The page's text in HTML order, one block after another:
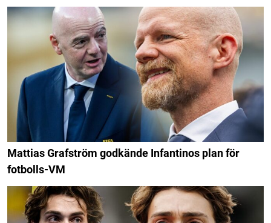
Mattias Grafström godkände Infantinos plan för
fotbolls-VM